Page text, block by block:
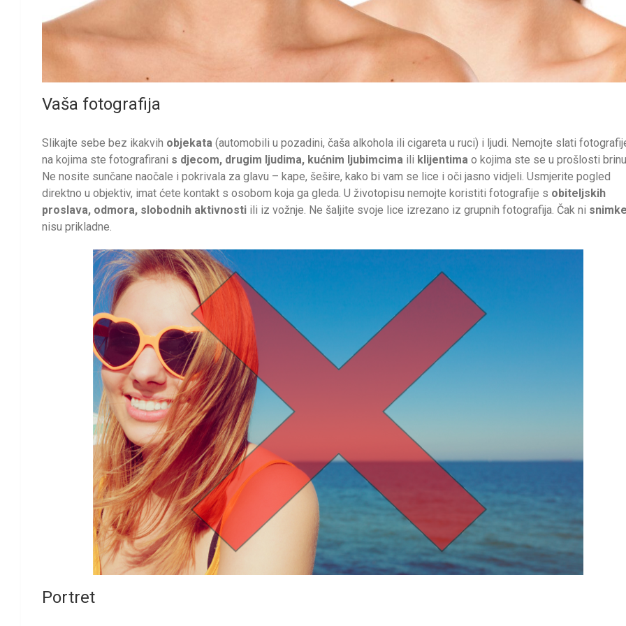
Vaša fotografija
Slikajte sebe bez ikakvih objekata (automobili u pozadini, čaša alkohola ili cigareta u ruci) i ljudi. Nemojte slati
na kojima ste fotografirani s djecom, drugim ljudima, kućnim ljubimcima ili klijentima o kojima ste se u prošlosti
Ne nosite sunčane naočale i pokrivala za glavu – kape, šešire, kako bi vam se lice i oči jasno vidjeli. Usmjerite pogled
direktno u objektiv, imat ćete kontakt s osobom koja ga gleda. U životopisu nemojte koristiti fotografije s obiteljskih
proslava, odmora, slobodnih aktivnosti ili iz vožnje. Ne šaljite svoje lice izrezano iz grupnih fotografija. Čak ni snimke
nisu prikladne.
Portret